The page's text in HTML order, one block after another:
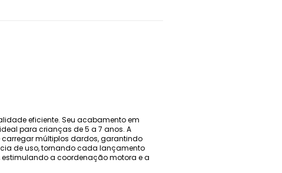
eficiente. Seu acabamento em
para crianças de 5 a 7 anos. A
múltiplos dardos, garantindo
de uso, tornando cada lançamento
estimulando a coordenação motora e a